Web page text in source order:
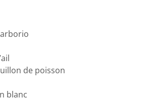
de poisson
blanc